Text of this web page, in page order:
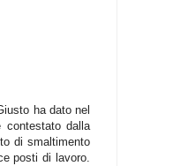
ha dato nel
contestato dalla
di smaltimento
posti di lavoro.